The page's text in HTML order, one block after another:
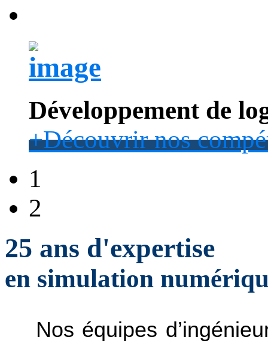
Développement de
+Découvrir nos
1
2
25 ans d'expertise
en simulation
Nos équipes